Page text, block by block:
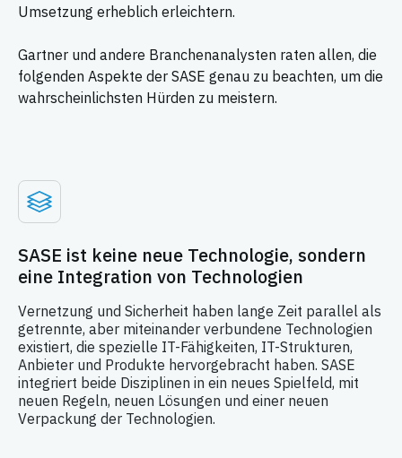
Umsetzung erheblich erleichtern.
Gartner und andere Branchenanalysten raten allen, die
folgenden Aspekte der SASE genau zu beachten, um die
wahrscheinlichsten Hürden zu meistern.
SASE ist keine neue Technologie, sondern
eine Integration von Technologien
Vernetzung und Sicherheit haben lange Zeit parallel als
getrennte, aber miteinander verbundene Technologien
existiert, die spezielle IT-Fähigkeiten, IT-Strukturen,
Anbieter und Produkte hervorgebracht haben. SASE
integriert beide Disziplinen in ein neues Spielfeld, mit
neuen Regeln, neuen Lösungen und einer neuen
Verpackung der Technologien.